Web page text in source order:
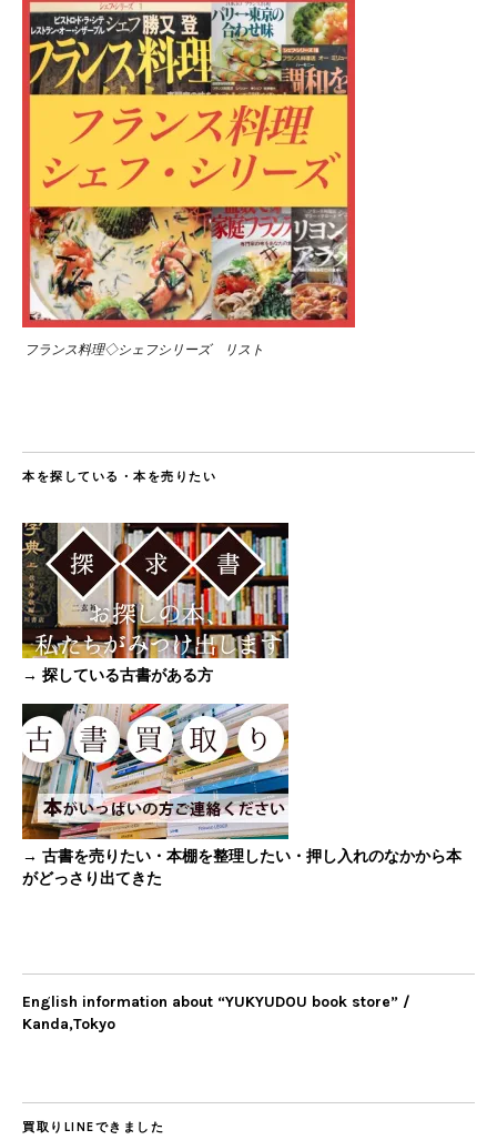
フランス料理◇シェフシリーズ リスト
本を探している・本を売りたい
→ 探している古書がある方
→ 古書を売りたい・本棚を整理したい・押し入れのなかから本
がどっさり出てきた
English information about “YUKYUDOU book store” /
Kanda,Tokyo
買取りLINEできました